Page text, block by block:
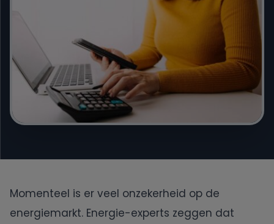
Essent
Frank Energie
Innova Energie
Momenteel is er veel onzekerheid op de
energiemarkt. Energie-experts zeggen dat